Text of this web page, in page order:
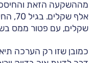
שקלים, עם פטור ממס בשווי 1.2 מיליון
כמובן שזו רק הערכה